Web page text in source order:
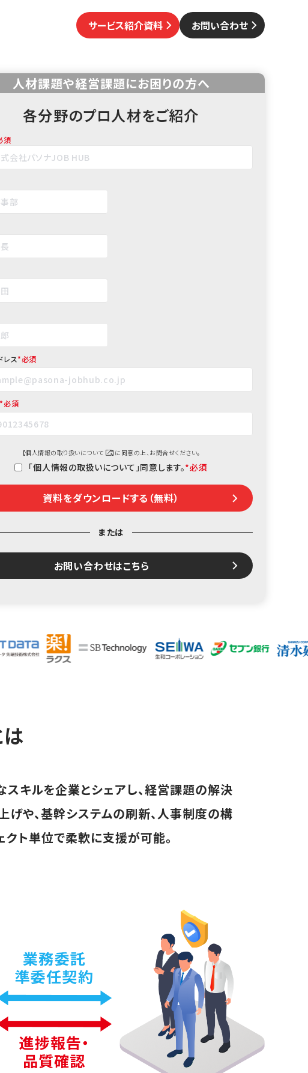
サービス紹介資料 お問い合わせ
人材課題や経営課題にお困りの方へ
各分野のプロ人材をご紹介
レス*
*
【個人情報の取り扱いについて 】に同意の上、お問合せください。
「個人情報の取扱いについて」同意します。*
または
お問い合わせはこちら
キルを企業とシェアし、経営課題の解決
げや、基幹システムの刷新、人事制度の構
ト単位で柔軟に支援が可能。